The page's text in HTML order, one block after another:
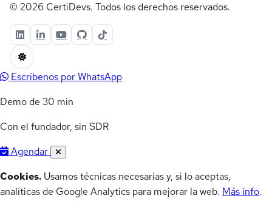
© 2026 CertiDevs. Todos los derechos reservados.
Escríbenos por WhatsApp
Demo de 30 min
Con el fundador, sin SDR
Agendar
Cookies. Usamos técnicas necesarias y, si lo aceptas,
analíticas de Google Analytics para mejorar la web. Más info.